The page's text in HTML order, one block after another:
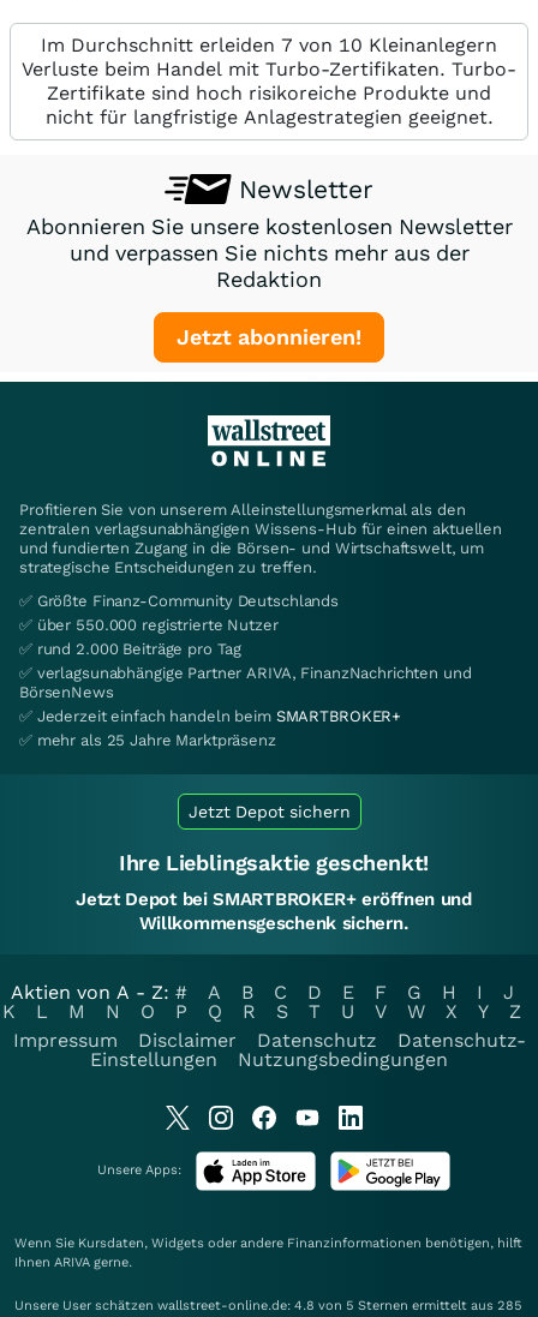
Im Durchschnitt erleiden 7 von 10 Kleinanlegern
Verluste beim Handel mit Turbo-Zertifikaten. Turbo-
Zertifikate sind hoch risikoreiche Produkte und
nicht für langfristige Anlagestrategien geeignet.
Newsletter
Abonnieren Sie unsere kostenlosen Newsletter
und verpassen Sie nichts mehr aus der
Redaktion
Jetzt abonnieren!
Profitieren Sie von unserem Alleinstellungsmerkmal als den
zentralen verlagsunabhängigen Wissens-Hub für einen aktuellen
und fundierten Zugang in die Börsen- und Wirtschaftswelt, um
strategische Entscheidungen zu treffen.
✅ Größte Finanz-Community Deutschlands
✅ über 550.000 registrierte Nutzer
✅ rund 2.000 Beiträge pro Tag
✅ verlagsunabhängige Partner ARIVA, FinanzNachrichten und
BörsenNews
✅ Jederzeit einfach handeln beim SMARTBROKER+
✅ mehr als 25 Jahre Marktpräsenz
Jetzt Depot sichern
Ihre Lieblingsaktie geschenkt!
Jetzt Depot bei SMARTBROKER+ eröffnen und
Willkommensgeschenk sichern.
Aktien von A - Z: # A B C D E F G H I
J
K
L M N O P Q R S T U V W X Y
Z
Impressum
Disclaimer Datenschutz
Datenschutz-
Einstellungen
Nutzungsbedingungen
Unsere Apps:
Wenn Sie Kursdaten, Widgets oder andere Finanzinformationen benötigen, hilft
Ihnen ARIVA gerne.
Unsere User schätzen wallstreet-online.de: 4.8 von 5 Sternen ermittelt aus 285